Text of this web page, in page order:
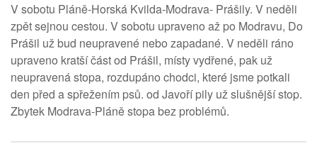
V sobotu Pláně-Horská Kvilda-Modrava- Prášily. V neděli
zpět sejnou cestou. V sobotu upraveno až po Modravu, Do
Prášil už bud neupravené nebo zapadané. V neděli ráno
upraveno kratší část od Prášil, místy vydřené, pak už
neupravená stopa, rozdupáno chodci, které jsme potkali
den před a spřežením psů. od Javoří pily už slušnější stop.
Zbytek Modrava-Pláně stopa bez problémů.